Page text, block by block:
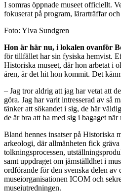
I somras öppnade museet officiellt.
fokuserat på program, lärarträffar
Foto: Ylva Sundgren
Hon är här nu, i lokalen ovanför
för tillfället har sin fysiska hemvist.
Historiska museet, där hon arbetat i
åren, är det hit hon kommit. Det
– Jag tror aldrig att jag har vetat att
göra. Jag har varit intresserad av så
tänker att sökandet i sig, de här
de är bra att ha med sig i bagaget
Bland hennes insatser på Historiska
arkeologi, där allmänheten fick
tolkningsprocessen,
samt uppdraget om jämställdhet i
ordförande för den svenska delen av
museiorganisationen ICOM och
museiutredningen.